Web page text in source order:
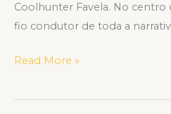
Coolhunter Favela. No centro
fio condutor de toda a
Read More »